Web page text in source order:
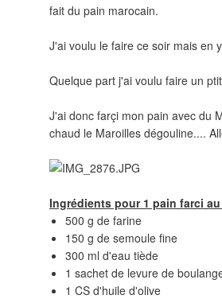
fait du pain marocain.
J'ai voulu le faire ce soir mais en
Quelque part j'ai voulu faire un
J'ai donc farçi mon pain avec du
chaud le Maroilles dégouline....
Ingrédients pour 1 pain farci
500 g de farine
150 g de semoule fine
300 ml d'eau tiède
1 sachet de levure de
1 CS d'huile d'olive